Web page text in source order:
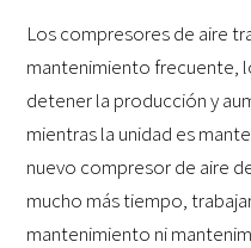
Los compresores de aire
mantenimiento frecuente,
detener la producción y
mientras la unidad es
nuevo compresor de aire
mucho más tiempo,
mantenimiento ni